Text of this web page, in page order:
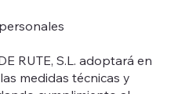
RUTE, S.L. adoptará en
medidas técnicas y